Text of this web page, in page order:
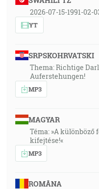
2026-07-15-1991-02-
YT
SRPSKOHRVATSKI
Thema: Richtige
Auferstehungen!
MP3
MAGYAR
Téma: »A
kifejtése!«
MP3
ROMÂNA